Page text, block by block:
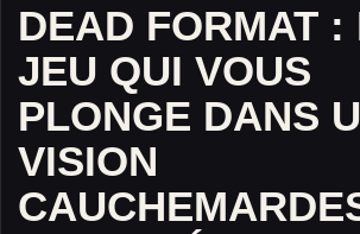
DEAD FORMAT :
JEU QUI VOUS
PLONGE DANS
VISION